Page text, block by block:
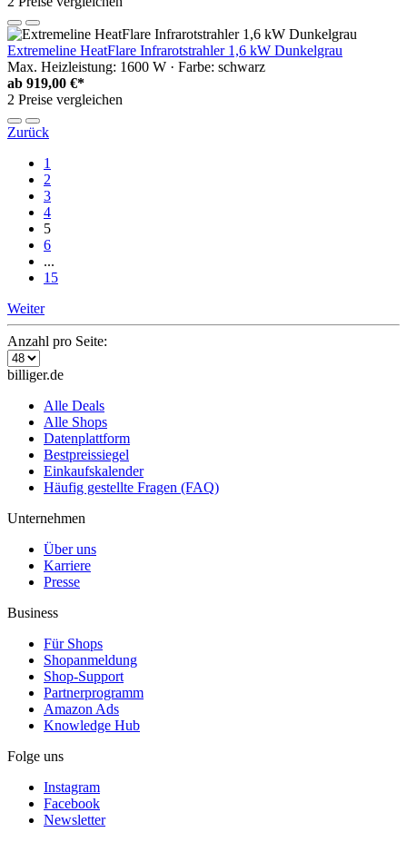
Extremeline HeatFlare Infrarotstrahler 1,6 kW Dunkelgrau
Max. Heizleistung: 1600 W · Farbe: schwarz
ab 919,00 €*
2 Preise vergleichen
Zurück
1
2
3
4
5
6
...
15
Weiter
Anzahl pro Seite:
billiger.de
Alle Deals
Alle Shops
Datenplattform
Bestpreissiegel
Einkaufskalender
Häufig gestellte Fragen (FAQ)
Unternehmen
Über uns
Karriere
Presse
Business
Für Shops
Shopanmeldung
Shop-Support
Partnerprogramm
Amazon Ads
Knowledge Hub
Folge uns
Instagram
Facebook
Newsletter